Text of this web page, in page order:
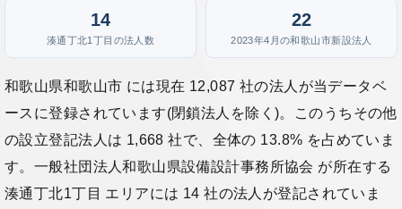
14
湊通丁北1丁目の法人数
22
2023年4月の和歌山市新設法人
和歌山県和歌山市 には現在 12,087 社の法人が当データベ
ースに登録されています(閉鎖法人を除く)。このうちその他
の設立登記法人は 1,668 社で、全体の 13.8% を占めていま
す。一般社団法人和歌山県設備設計事務所協会 が所在する
湊通丁北1丁目 エリアには 14 社の法人が登記されていま